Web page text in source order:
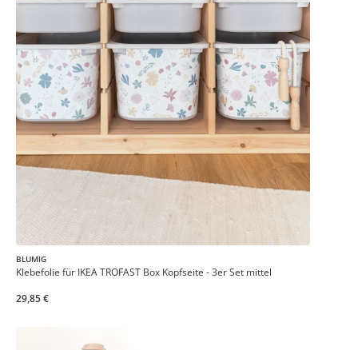
BLUMIG
Klebefolie für IKEA TROFAST Box Kopfseite - 3er Set mittel
29,85 €